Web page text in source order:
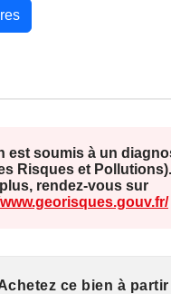
d'avoir une superficie
sur les risques
disponibles sur le
est soumis à un
Risques et
rendez-vous sur
ce bien à partir